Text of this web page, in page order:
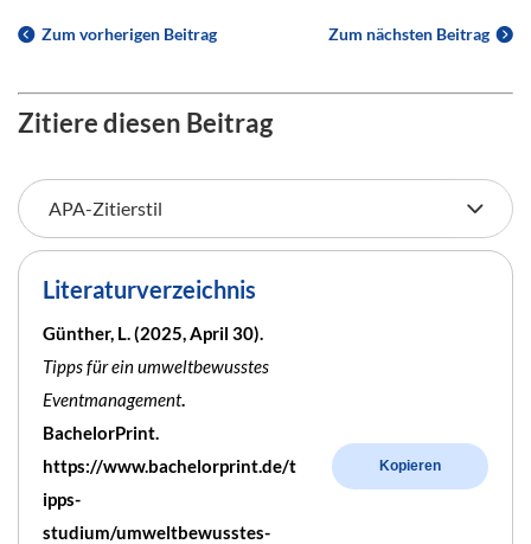
Zum vorherigen Beitrag Zum nächsten Beitrag
Zitiere diesen Beitrag
Literaturverzeichnis
Günther, L. (2025, April 30).
Tipps für ein umweltbewusstes
Eventmanagement.
BachelorPrint.
https://www.bachelorprint.de/t
ipps-
studium/umweltbewusstes-
Kopieren